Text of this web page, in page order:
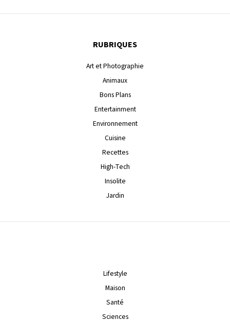
RUBRIQUES
Art et Photographie
Animaux
Bons Plans
Entertainment
Environnement
Cuisine
Recettes
High-Tech
Insolite
Jardin
Lifestyle
Maison
Santé
Sciences